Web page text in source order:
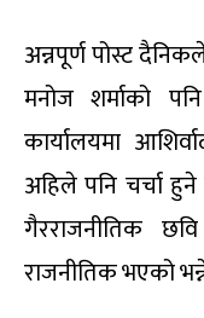
अन्नपूर्ण पोस्ट
मनोज शर्माको
कार्यालयमा
अहिले पनि चर्चा
गैरराजनीतिक
राजनीतिक भएको